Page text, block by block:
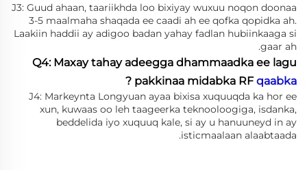
J3: Guud ahaan, taariikhda loo bixiyay wuxuu noqon doonaa
3-5 maalmaha shaqada ee caadi ah ee qofka qopidka ah.
Laakiin haddii ay adigoo badan yahay fadlan hubiinkaaga si
gaar ah.
Q4: Maxay tahay adeegga dhammaadka ee lagu
pakkinaa midabka RFqaabka
?
J4: Markeynta Longyuan ayaa bixisa xuquuqda ka hor ee
xun, kuwaas oo leh taageerka teknooloogiga, isdanka,
beddelida iyo xuquuq kale, si ay u hanuuneyd in ay
isticmaalaan alaabtaada.